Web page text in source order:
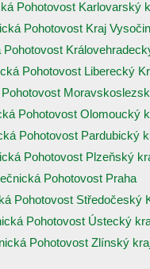
Pohotovost Karlovarský
Pohotovost Kraj
Pohotovost
Pohotovost Liberecký
Pohotovost Olomoucký
Pohotovost Pardubický
Pohotovost Plzeňský
Pohotovost Praha
Pohotovost Středočeský
Pohotovost Ústecký
Pohotovost Zlínský